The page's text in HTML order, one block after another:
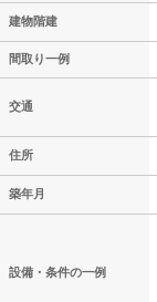
建物階建
間取り一例
交通
住所
築年月
設備・条件の一例